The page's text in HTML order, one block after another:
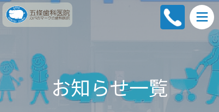
お知らせ一覧